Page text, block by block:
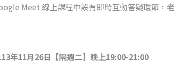
Meet 線上課程中設有即時互動答疑環節，
年11月26日【隔週二】晚上19:00-21:00